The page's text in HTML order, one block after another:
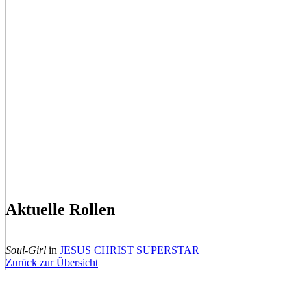
Aktuelle Rollen
Soul-Girl in JESUS CHRIST SUPERSTAR
Zurück zur Übersicht